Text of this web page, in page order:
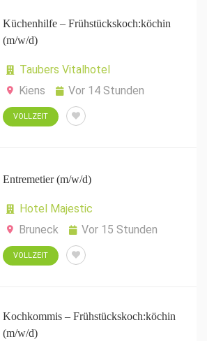
Küchenhilfe – Frühstückskoch:köchin
(m/w/d)
Taubers Vitalhotel
Kiens
Vor 14 Stunden
VOLLZEIT
Entremetier (m/w/d)
Hotel Majestic
Bruneck
Vor 15 Stunden
VOLLZEIT
Kochkommis – Frühstückskoch:köchin
(m/w/d)